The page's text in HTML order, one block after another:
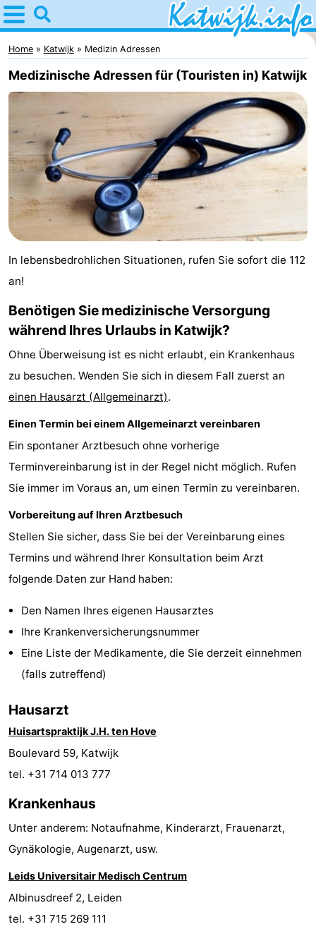
Home
Katwijk
Tipps
kindern
Übernachten
Appartements
Campingplätze
Ferienhäuser
Noordduinen
Duinrell
Hotels
Strand
Sehen
&
tun
-
Museen
-
Denkmäler
Aussichtspunkte
Attraktionen
-
Rundfahrten
Spielplätze
-
Indoor-
Spielplätze
Experiences
Wellness-
Zentren
Dörfer
&
Städte
Natur
Sport
-
Schwimmbader
-
Radfahren
-
Home Katwijk Medizin Adressen
Medizinische Adressen für (Touristen in) Katwijk
In lebensbedrohlichen Situationen, rufen Sie sofort die 112
an!
Benötigen Sie medizinische Versorgung
während Ihres Urlaubs in Katwijk?
Ohne Überweisung ist es nicht erlaubt, ein Krankenhaus
zu besuchen. Wenden Sie sich in diesem Fall zuerst an
einen Hausarzt (Allgemeinarzt).
Einen Termin bei einem Allgemeinarzt vereinbaren
Ein spontaner Arztbesuch ohne vorherige
Terminvereinbarung ist in der Regel nicht möglich. Rufen
Sie immer im Voraus an, um einen Termin zu vereinbaren.
Vorbereitung auf Ihren Arztbesuch
Stellen Sie sicher, dass Sie bei der Vereinbarung eines
Termins und während Ihrer Konsultation beim Arzt
folgende Daten zur Hand haben:
Den Namen Ihres eigenen Hausarztes
Ihre Krankenversicherungsnummer
Eine Liste der Medikamente, die Sie derzeit einnehmen
(falls zutreffend)
Hausarzt
Huisartspraktijk J.H. ten Hove
Boulevard 59, Katwijk
tel. +31 714 013 777
Krankenhaus
Unter anderem: Notaufnahme, Kinderarzt, Frauenarzt,
Gynäkologie, Augenarzt, usw.
Leids Universitair Medisch Centrum
Albinusdreef 2, Leiden
tel. +31 715 269 111